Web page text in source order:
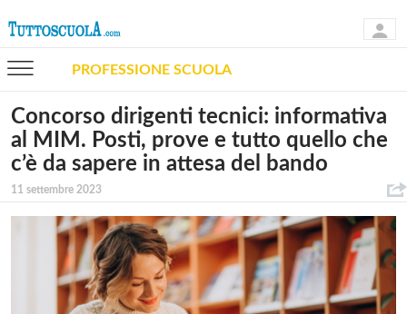
PROFESSIONE SCUOLA
Concorso dirigenti tecnici: informativa
al MIM. Posti, prove e tutto quello che
c’è da sapere in attesa del bando
11 settembre 2023